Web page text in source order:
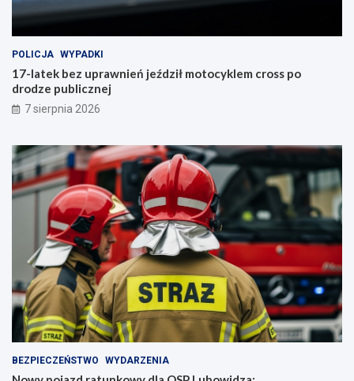
POLICJA WYPADKI
17-latek bez uprawnień jeździł motocyklem cross po
drodze publicznej
7 sierpnia 2026
BEZPIECZEŃSTWO WYDARZENIA